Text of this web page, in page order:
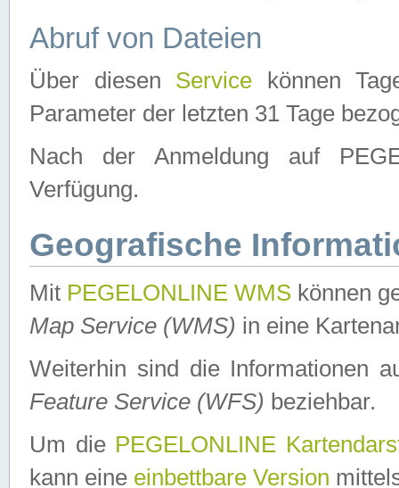
Abruf von Dateien
Über diesen Service können
Parameter der letzten 31 Tage
Nach der Anmeldung auf
Verfügung.
Geografische
Mit PEGELONLINE WMS können
Map Service (WMS) in eine
Weiterhin sind die Informationen
Feature Service (WFS) beziehbar.
Um die PEGELONLINE
kann eine einbettbare Version